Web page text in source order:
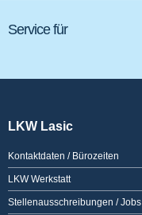
Service für
LKW Lasic
Kontaktdaten / Bürozeiten
LKW Werkstatt
Stellenausschreibungen / Jobs